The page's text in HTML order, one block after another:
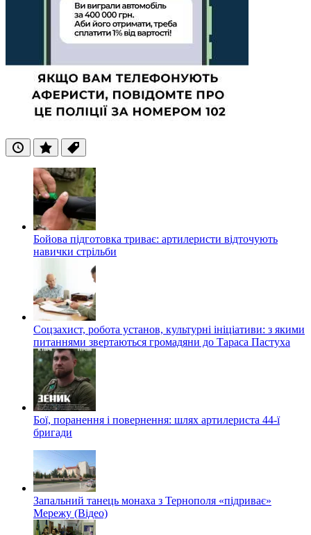
ОстанніПопулярні
Теги
Бойова підготовка триває: артилеристи відточують
навички стрільби
Соцзахист, робота установ, культурні ініціативи: з якими
питаннями звертаються громадяни до Тараса Пастуха
Бої, поранення і повернення: шлях артилериста 44-ї
бригади
Запальний танець монаха з Тернополя «підриває»
Мережу (Відео)